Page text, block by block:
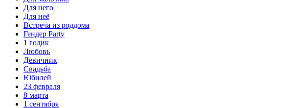
Для него
Для неё
Встреча из роддома
Гендер Party
1 годик
Любовь
Девичник
Свадьба
Юбилей
23 февраля
8 марта
1 сентября